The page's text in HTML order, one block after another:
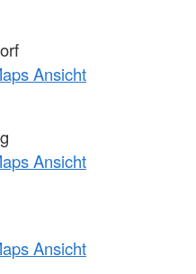
Ansicht
Ansicht
Ansicht